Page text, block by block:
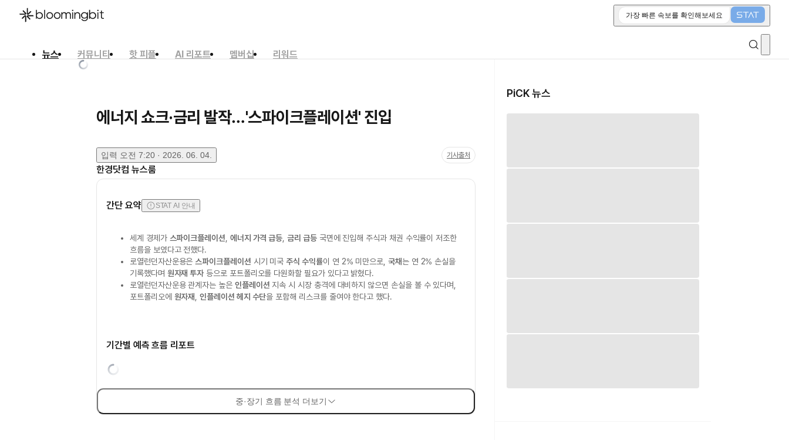
가장 빠른 속보를 확인해보세요
뉴스 커뮤니티 핫 피플 AI 리포트 멤버십
리워드
에너지 쇼크·금리 발작…'스파이크플레이션' 진입
입력 오전 7:20 · 2026. 06. 04. 기사출처
한경닷컴 뉴스룸
간단 요약 STAT AI 안내
세계 경제가 스파이크플레이션 에너지 가격 급등 ,금리 급등국면에 진입해 주식과 채권 수익률이 저조한
흐름을 보였다고 전했다.
로열런던자산운용은 스파이크플레이션 시기 미국주식 수익률이 연 2% 미만으로, 국채는 연 2% 손실을
기록했다며 원자재 투자 등으로 포트폴리오를 다원화할 필요가 있다고 밝혔다.
로열런던자산운용 관계자는 높은 인플레이션 지속 시 시장 충격에 대비하지 않으면 손실을 볼 수 있다며,
포트폴리오에 원자재 ,인플레이션 헤지 수단을 포함해 리스크를 줄여야 한다고 했다.
기간별 예측 흐름 리포트
중·장기 흐름 분석 더보기
PiCK 뉴스